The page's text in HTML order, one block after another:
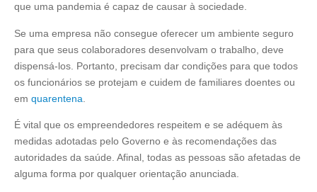
que uma pandemia é capaz de causar à sociedade.
Se uma empresa não consegue oferecer um ambiente seguro
para que seus colaboradores desenvolvam o trabalho, deve
dispensá-los. Portanto, precisam dar condições para que todos
os funcionários se protejam e cuidem de familiares doentes ou
em quarentena
É vital que os empreendedores respeitem e se adéquem às
medidas adotadas pelo Governo e às recomendações das
autoridades da saúde. Afinal, todas as pessoas são afetadas de
alguma forma por qualquer orientação anunciada.